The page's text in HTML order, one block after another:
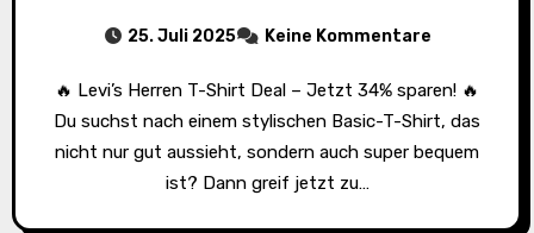
25. Juli 2025 Keine Kommentare
🔥 Levi’s Herren T-Shirt Deal – Jetzt 34% sparen! 🔥
Du suchst nach einem stylischen Basic-T-Shirt, das
nicht nur gut aussieht, sondern auch super bequem
ist? Dann greif jetzt zu…